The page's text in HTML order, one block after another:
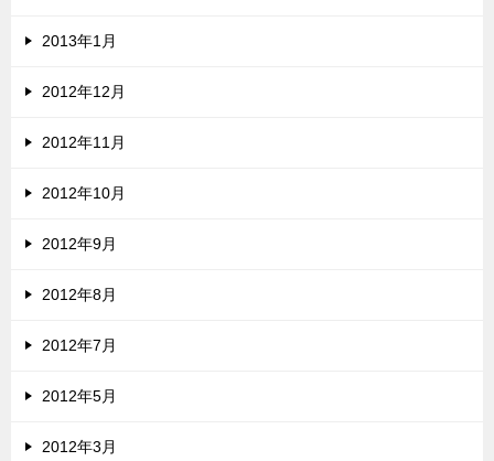
2013年1月
2012年12月
2012年11月
2012年10月
2012年9月
2012年8月
2012年7月
2012年5月
2012年3月